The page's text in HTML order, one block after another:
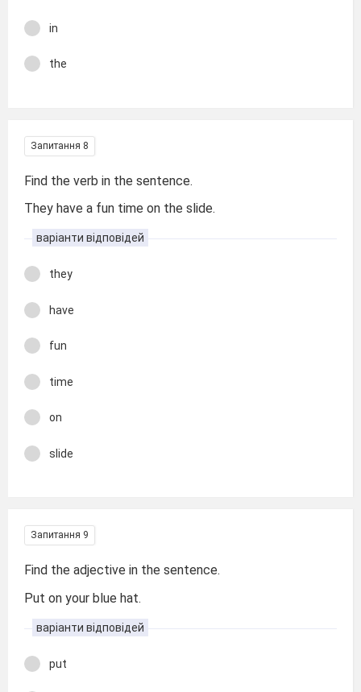
in
the
Запитання 8
Find the verb in the sentence.
They have a fun time on the slide.
варіанти відповідей
they
have
fun
time
on
slide
Запитання 9
Find the adjective in the sentence.
Put on your blue hat.
варіанти відповідей
put